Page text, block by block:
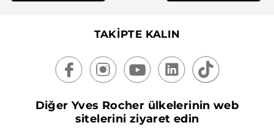
TAKİPTE KALIN
Diğer Yves Rocher ülkelerinin web
sitelerini ziyaret edin